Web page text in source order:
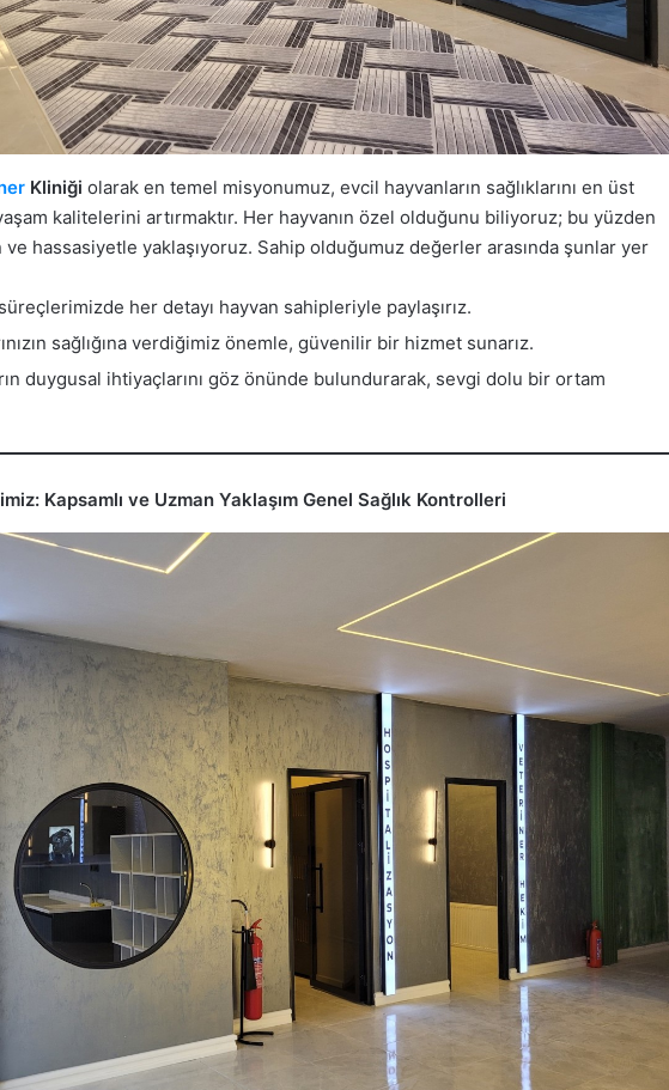
Kliniği olarak en temel misyonumuz, evcil hayvanların sağlıklarını en üst
kalitelerini artırmaktır. Her hayvanın özel olduğunu biliyoruz; bu yüzden
hassasiyetle yaklaşıyoruz. Sahip olduğumuz değerler arasında şunlar yer
her detayı hayvan sahipleriyle paylaşırız.
sağlığına verdiğimiz önemle, güvenilir bir hizmet sunarız.
duygusal ihtiyaçlarını göz önünde bulundurarak, sevgi dolu bir ortam
Kapsamlı ve Uzman Yaklaşım Genel Sağlık Kontrolleri